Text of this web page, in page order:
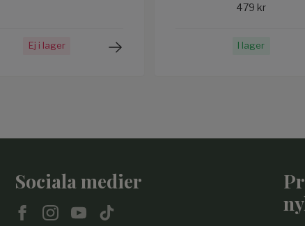
Ej i lager
479 kr
I lager
Sociala medier